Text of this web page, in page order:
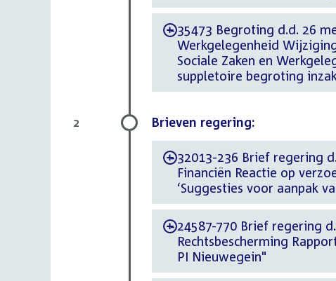
-35473 Begroting d.d. 26
Werkgelegenheid
Sociale Zaken en
suppletoire begroting
Brieven regering:
-32013-236 Brief regering
Financiën Reactie op
‘Suggesties voor aanpak
-24587-770 Brief regering
Rechtsbescherming
PI Nieuwegein"
2